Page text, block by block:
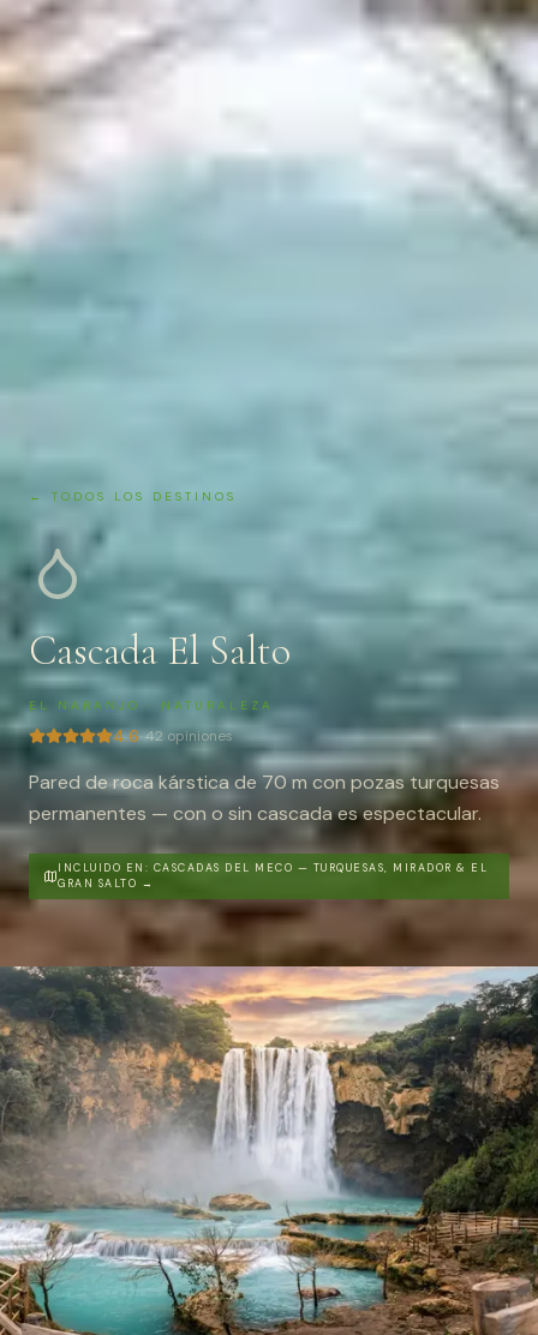
← TODOS LOS DESTINOS
Cascada El Salto
EL NARANJO · NATURALEZA
4.6·42 opiniones
Pared de roca kárstica de 70 m con pozas turquesas
permanentes — con o sin cascada es espectacular.
INCLUIDO EN: CASCADAS DEL MECO — TURQUESAS, MIRADOR & EL
GRAN SALTO →